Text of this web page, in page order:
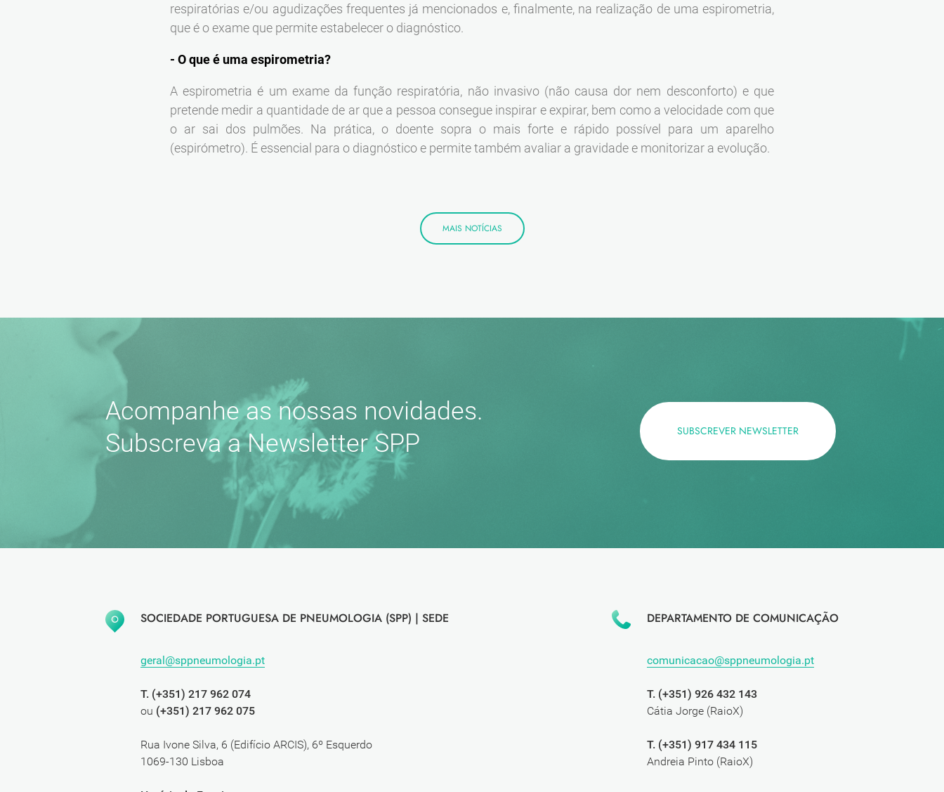
respiratórias e/ou agudizações frequentes já mencionados e, finalmente, na realização de uma espirometria,
que é o exame que permite estabelecer o diagnóstico.
- O que é uma espirometria?
A espirometria é um exame da função respiratória, não invasivo (não causa dor nem desconforto) e que
pretende medir a quantidade de ar que a pessoa consegue inspirar e expirar, bem como a velocidade com que
o ar sai dos pulmões. Na prática, o doente sopra o mais forte e rápido possível para um aparelho
(espirómetro). É essencial para o diagnóstico e permite também avaliar a gravidade e monitorizar a evolução.
MAIS NOTÍCIAS
Acompanhe as nossas novidades.
Subscreva a Newsletter SPP
SUBSCREVER NEWSLETTER
SOCIEDADE PORTUGUESA DE PNEUMOLOGIA (SPP) | SEDE
geral@sppneumologia.pt
T. (+351) 217 962 074
ou (+351) 217 962 075
Rua Ivone Silva, 6 (Edifício ARCIS), 6º Esquerdo
1069-130 Lisboa
DEPARTAMENTO DE COMUNICAÇÃO
comunicacao@sppneumologia.pt
T. (+351) 926 432 143
Cátia Jorge (RaioX)
T. (+351) 917 434 115
Andreia Pinto (RaioX)